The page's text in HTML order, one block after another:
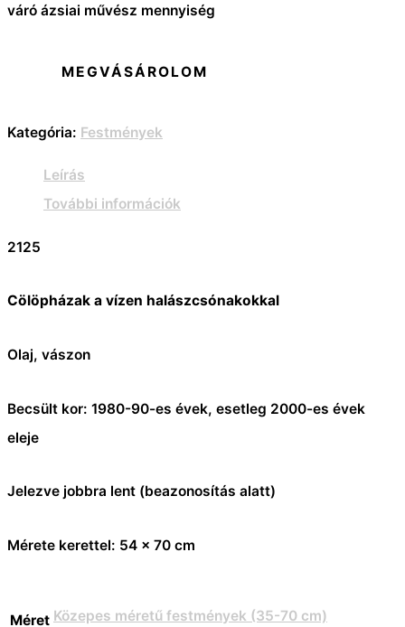
váró ázsiai művész mennyiség
MEGVÁSÁROLOM
Kategória: Festmények
Leírás
További információk
2125
Cölöpházak a vízen halászcsónakokkal
Olaj, vászon
Becsült kor: 1980-90-es évek, esetleg 2000-es évek
eleje
Jelezve jobbra lent (beazonosítás alatt)
Mérete kerettel: 54 x 70 cm
Méret Közepes méretű festmények (35-70 cm)